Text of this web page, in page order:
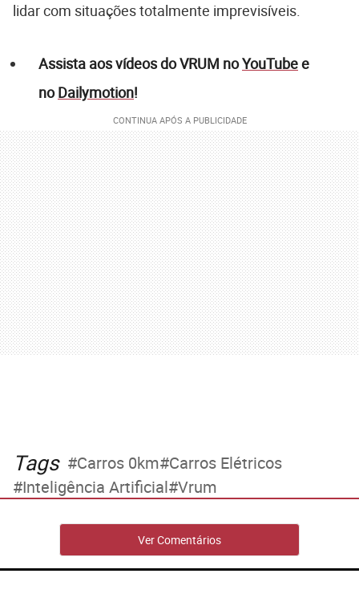
lidar com situações totalmente imprevisíveis.
Assista aos vídeos do VRUM noYouTubee
noDailymotion!
Tags Carros 0km Carros Elétricos
Inteligência Artificial Vrum
Ver Comentários